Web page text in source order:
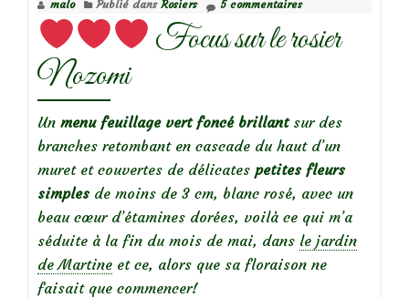
malo Publié dans Rosiers 5 commentaires
Focus sur le rosier
Nozomi
Un menu feuillage vert foncé brillantsur des
branches retombant en cascade du haut d’un
muret et couvertes de délicates petites fleurs
simples de moins de 3 cm, blanc rosé, avec un
beau cœur d’étamines dorées, voilà ce qui m’a
séduite à la fin du mois de mai, dans le jardin
de Martine et ce, alors que sa floraison ne
faisait que commencer!